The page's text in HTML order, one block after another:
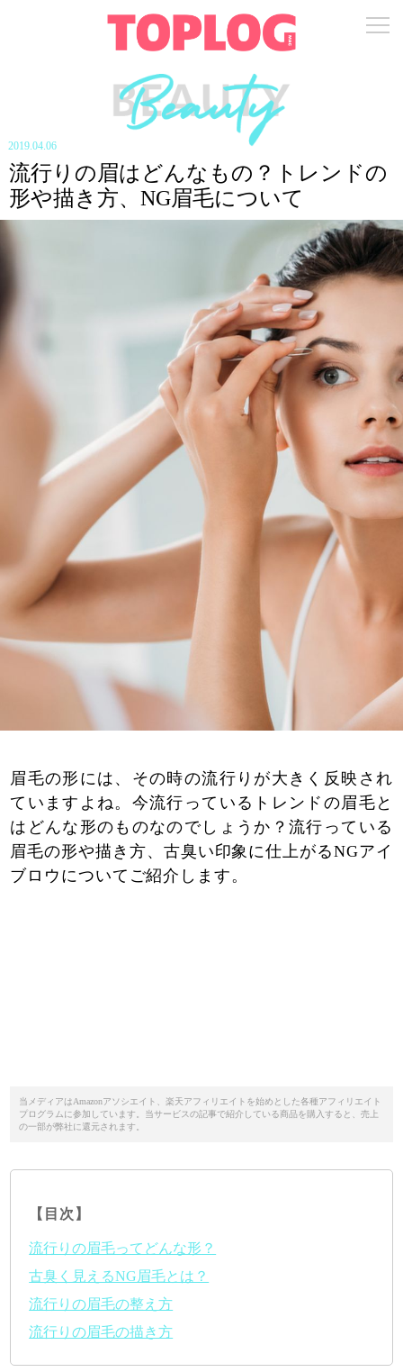
2019.04.06
流行りの眉はどんなもの？トレンドの
形や描き方、NG眉毛について
眉毛の形には、その時の流行りが大きく反映され
ていますよね。今流行っているトレンドの眉毛と
はどんな形のものなのでしょうか？流行っている
眉毛の形や描き方、古臭い印象に仕上がるNGアイ
ブロウについてご紹介します。
当メディアはAmazonアソシエイト、楽天アフィリエイトを始めとした各種アフィリエイト
プログラムに参加しています。当サービスの記事で紹介している商品を購入すると、売上
の一部が弊社に還元されます。
【目次】
流行りの眉毛ってどんな形？
古臭く見えるNG眉毛とは？
流行りの眉毛の整え方
流行りの眉毛の描き方